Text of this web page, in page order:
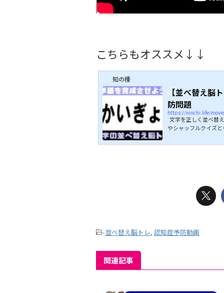
こちらもオススメ↓↓
知の種
【並べ替え脳
防問題
https://ninchi.life/
文字を正しく並べ替
やシャッフルクイズ
正解目指してぜひチ
-並べ替え脳トレ, 認知症予防動画
関連記事